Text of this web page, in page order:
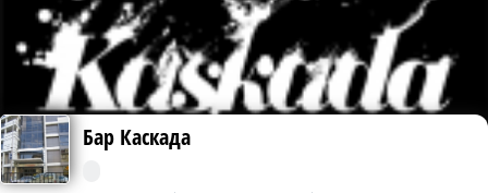
Бар Каскада